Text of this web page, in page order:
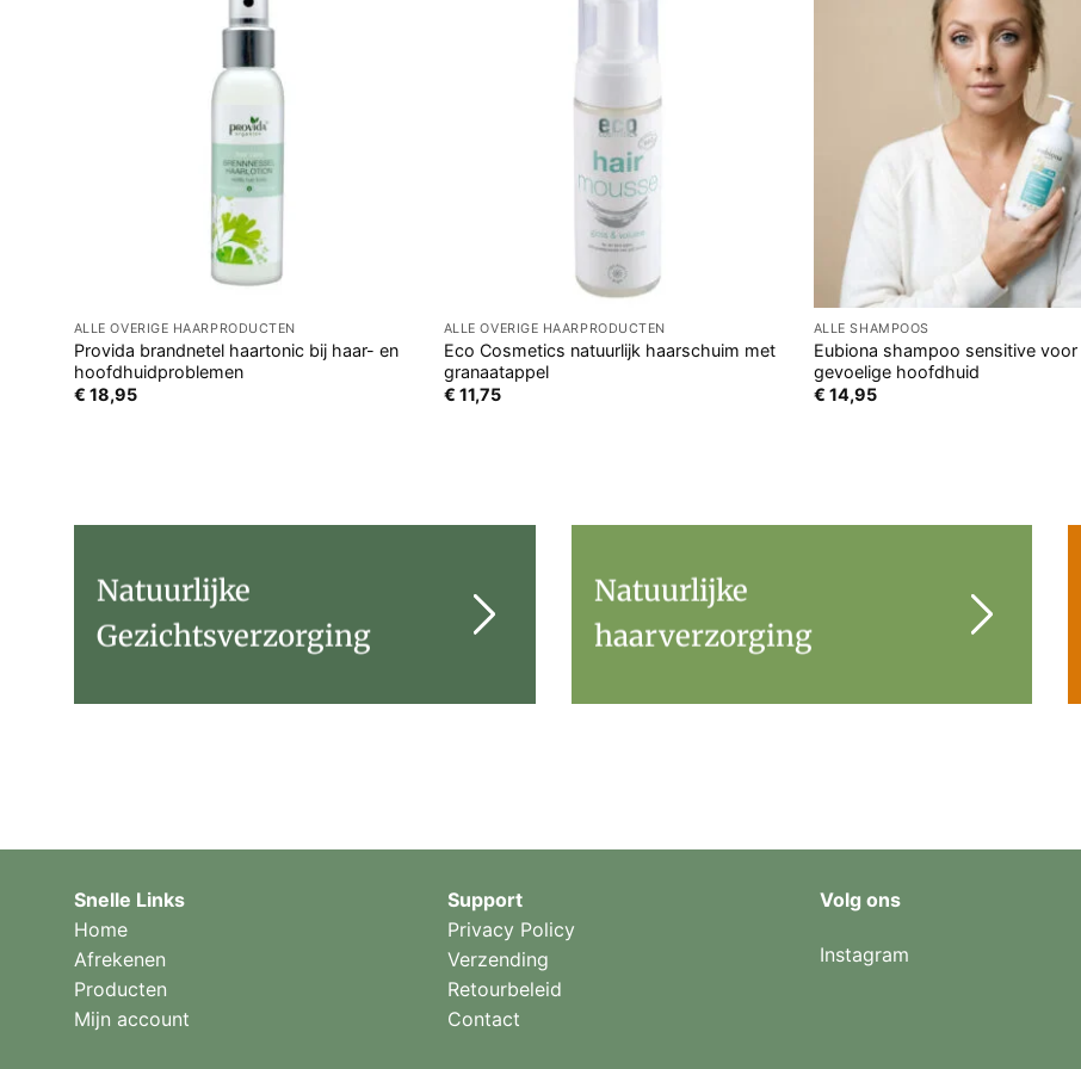
ALLE OVERIGE HAARPRODUCTEN
Provida brandnetel haartonic bij haar- en
hoofdhuidproblemen
€ 18,95
ALLE OVERIGE HAARPRODUCTEN
Eco Cosmetics natuurlijk haarschuim met
granaatappel
€ 11,75
ALLE SHAMPOOS
Eubiona shampoo sensitive voor
gevoelige hoofdhuid
€ 14,95
Natuurlijke
Gezichtsverzorging
Natuurlijke
haarverzorging
Snelle Links
Home
Afrekenen
Producten
Mijn account
Support
Privacy Policy
Verzending
Retourbeleid
Contact
Volg ons
Instagram